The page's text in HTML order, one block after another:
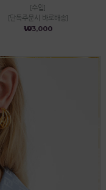
[수입]
[단독주문시 바로배송]
₩103,000